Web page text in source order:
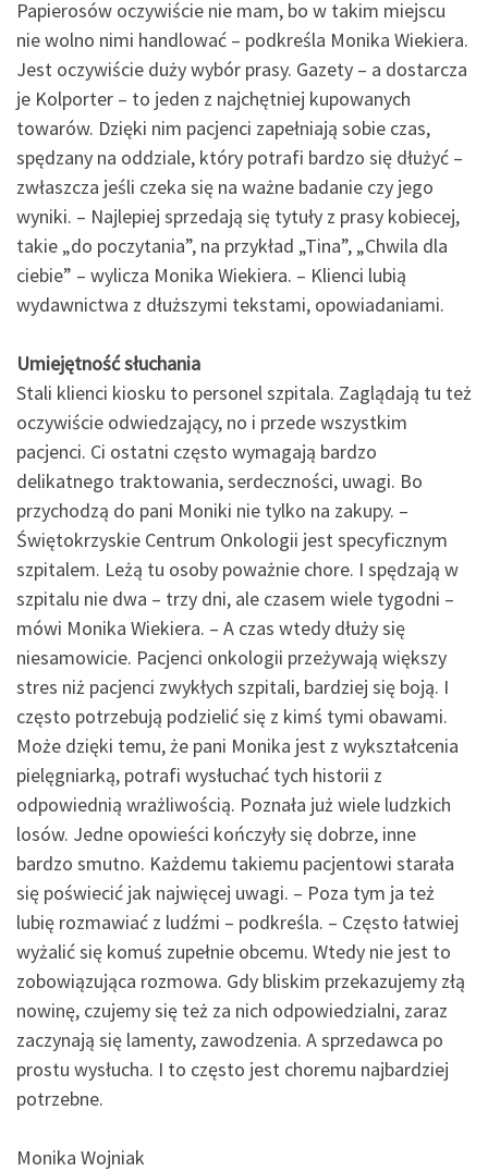
Papierosów oczywiście nie mam, bo w takim miejscu
nie wolno nimi handlować – podkreśla Monika Wiekiera.
Jest oczywiście duży wybór prasy. Gazety – a dostarcza
je Kolporter – to jeden z najchętniej kupowanych
towarów. Dzięki nim pacjenci zapełniają sobie czas,
spędzany na oddziale, który potrafi bardzo się dłużyć –
zwłaszcza jeśli czeka się na ważne badanie czy jego
wyniki. – Najlepiej sprzedają się tytuły z prasy kobiecej,
takie „do poczytania”, na przykład „Tina”, „Chwila dla
ciebie” – wylicza Monika Wiekiera. – Klienci lubią
wydawnictwa z dłuższymi tekstami, opowiadaniami.
Umiejętność słuchania
Stali klienci kiosku to personel szpitala. Zaglądają tu też
oczywiście odwiedzający, no i przede wszystkim
pacjenci. Ci ostatni często wymagają bardzo
delikatnego traktowania, serdeczności, uwagi. Bo
przychodzą do pani Moniki nie tylko na zakupy. –
Świętokrzyskie Centrum Onkologii jest specyficznym
szpitalem. Leżą tu osoby poważnie chore. I spędzają w
szpitalu nie dwa – trzy dni, ale czasem wiele tygodni –
mówi Monika Wiekiera. – A czas wtedy dłuży się
niesamowicie. Pacjenci onkologii przeżywają większy
stres niż pacjenci zwykłych szpitali, bardziej się boją. I
często potrzebują podzielić się z kimś tymi obawami.
Może dzięki temu, że pani Monika jest z wykształcenia
pielęgniarką, potrafi wysłuchać tych historii z
odpowiednią wrażliwością. Poznała już wiele ludzkich
losów. Jedne opowieści kończyły się dobrze, inne
bardzo smutno. Każdemu takiemu pacjentowi starała
się poświecić jak najwięcej uwagi. – Poza tym ja też
lubię rozmawiać z ludźmi – podkreśla. – Często łatwiej
wyżalić się komuś zupełnie obcemu. Wtedy nie jest to
zobowiązująca rozmowa. Gdy bliskim przekazujemy złą
nowinę, czujemy się też za nich odpowiedzialni, zaraz
zaczynają się lamenty, zawodzenia. A sprzedawca po
prostu wysłucha. I to często jest choremu najbardziej
potrzebne.
Monika Wojniak